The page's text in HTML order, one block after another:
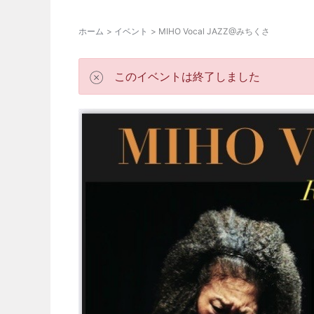
ホーム イベント MIHO Vocal JAZZ@みちくさ
このイベントは終了しました